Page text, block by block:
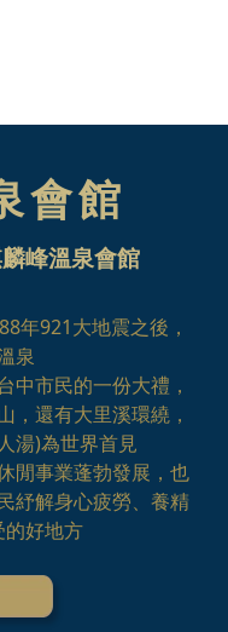
會館
峰溫泉會館
年921大地震之後，
泉
中市民的一份大禮，
，還有大里溪環繞，
湯)為世界首見
閒事業蓬勃發展，也
紓解身心疲勞、養精
的好地方